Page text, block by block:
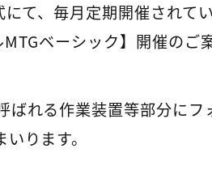
て、毎月定期開催されて
ベーシック】開催のご案
ばれる作業装置等部分に
ります。